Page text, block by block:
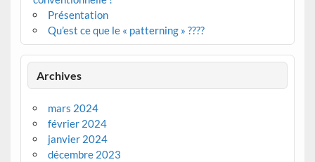
Présentation
Qu’est ce que le « patterning » ????
Archives
mars 2024
février 2024
janvier 2024
décembre 2023